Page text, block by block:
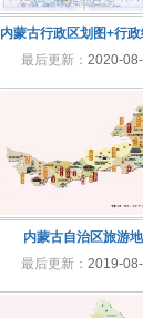
内蒙古行政区划图+行
最后更新： 2020-
内蒙古自治区旅游
最后更新： 2019-